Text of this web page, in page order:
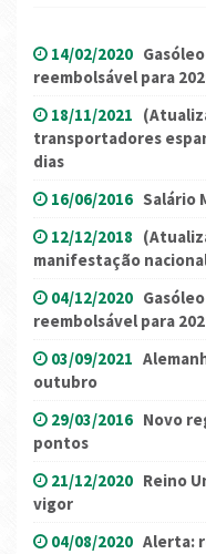
14/02/2020
reembolsável para
18/11/2021
transportadores
dias
16/06/2016 Salário
12/12/2018
manifestação
04/12/2020
reembolsável para
03/09/2021
outubro
29/03/2016 Novo
pontos
21/12/2020 Reino
vigor
04/08/2020 Alerta: